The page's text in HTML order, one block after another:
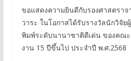
ขอแสดงความยินดีกับรองศาสตรา
วาระ ในโอกาสได้รับรางวัลนักวิจัย
พิมพ์ระดับนานาชาติดีเด่น ของคณะ
งาน 15 ปีขึ้นไป ประจำปี พ.ศ.2568